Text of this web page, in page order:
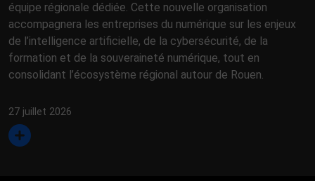
équipe régionale dédiée. Cette nouvelle organisation
accompagnera les entreprises du numérique sur les enjeux
de l’intelligence artificielle, de la cybersécurité, de la
formation et de la souveraineté numérique, tout en
consolidant l’écosystème régional autour de Rouen.
27 juillet 2026